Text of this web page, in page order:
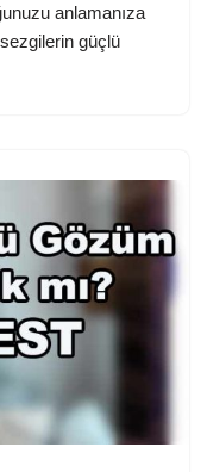
anlamanıza
güçlü